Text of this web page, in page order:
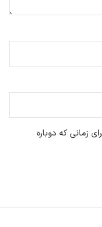
زمانی که دوباره